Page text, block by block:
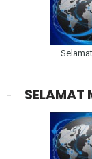
SELAMAT